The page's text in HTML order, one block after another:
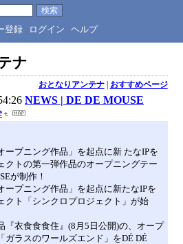
登録 ログイン ヘルプ
ナ
おとなりアンテナ| おすすめページ
NEWS | DE DE MOUSE
ープニング作品」を起点に新 たなIPを
クトの第一弾作品のオープニングテー
が制作！
ープニング作品」を起点に新たなIPを
クト「シンクロプロジェクト」が始
『衣食食食住』(8月5日公開)の、オープ
ガラスのワールズエンド」をDÉ DÉ